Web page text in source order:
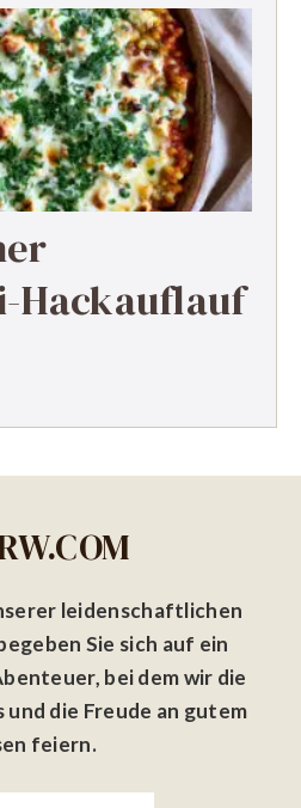
Hackauflauf
leidenschaftlichen
Sie sich auf ein
bei dem wir die
und die Freude an gutem
feiern.